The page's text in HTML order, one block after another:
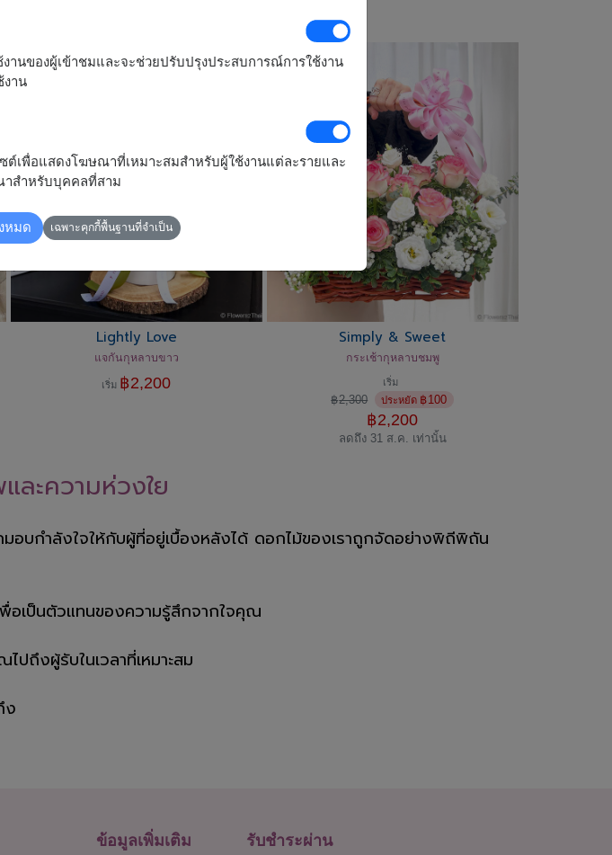
Lightly Love
แจกันกุหลาบขาว
เริ่ม ฿2,200
Simply & Sweet
กระเช้ากุหลาบชมพู
เริ่ม
฿2,300 ประหยัด ฿100
฿2,200
ลดถึง 31 ส.ค. เท่านั้น
ะความห่วงใย
อบกำลังใจให้กับผู้ที่อยู่เบื้องหลังได้ ดอกไม้ของเราถูกจัดอย่างพิถีพิถัน
อเป็นตัวแทนของความรู้สึกจากใจคุณ
ถึงผู้รับในเวลาที่เหมาะสม
ง
ข้อมูลเพิ่มเติม รับชำระผ่าน
านของผู้เข้าชมและจะช่วยปรับปรุงประสบการณ์การใช้งาน
งาน
เพื่อแสดงโฆษณาที่เหมาะสมสำหรับผู้ใช้งานแต่ละรายและ
าสำหรับบุคคลที่สาม
หมด เฉพาะคุกกี้พื้นฐานที่จำเป็น